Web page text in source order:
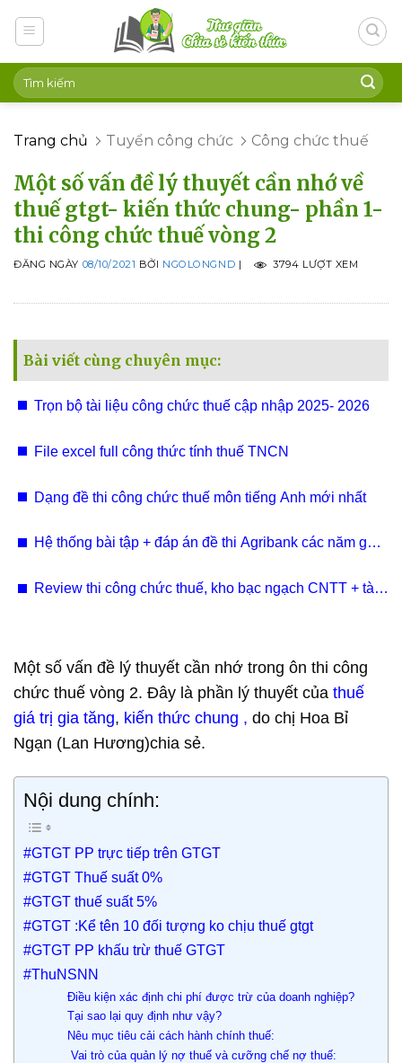
Trang chủ Tuyển công chức Công chức thuế
Một số vấn đề lý thuyết cần nhớ về
thuế gtgt- kiến thức chung- phần 1-
thi công chức thuế vòng 2
ĐĂNG NGÀY 08/10/2021 BỞI NGOLONGND | 3794 LƯỢT XEM
Bài viết cùng chuyên mục:
Trọn bộ tài liệu công chức thuế cập nhập 2025- 2026
File excel full công thức tính thuế TNCN
Dạng đề thi công chức thuế môn tiếng Anh mới nhất
Hệ thống bài tập + đáp án đề thi Agribank các năm gần
Review thi công chức thuế, kho bạc ngạch CNTT + tài
Một số vấn đề lý thuyết cần nhớ trong ôn thi công
chức thuế vòng 2. Đây là phần lý thuyết của thuế
giá trị gia tăng, kiến thức chung , do chị Hoa Bỉ
Ngạn (Lan Hương)chia sẻ.
Nội dung chính:
#GTGT PP trực tiếp trên GTGT
#GTGT Thuế suất 0%
#GTGT thuế suất 5%
#GTGT :Kể tên 10 đối tượng ko chịu thuế gtgt
#GTGT PP khấu trừ thuế GTGT
#ThuNSNN
Điều kiện xác định chi phí được trừ của doanh nghiệp?
Tại sao lại quy định như vậy?
Nêu mục tiêu cải cách hành chính thuế:
Vai trò của quản lý nợ thuế và cưỡng chế nợ thuế: